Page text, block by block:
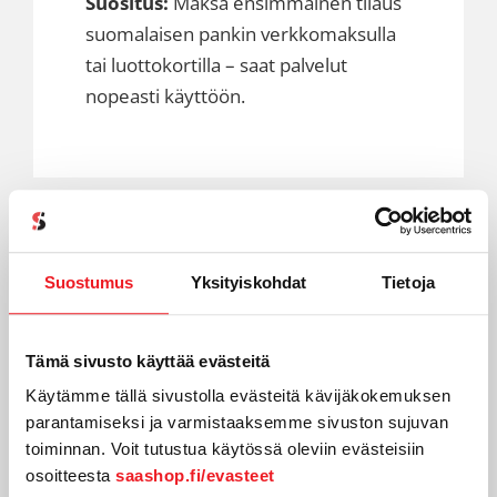
Suostumus Yksityiskohdat Tietoja
Tämä sivusto käyttää evästeitä
Käytämme tällä sivustolla evästeitä kävijäkokemuksen
parantamiseksi ja varmistaaksemme sivuston sujuvan
toiminnan. Voit tutustua käytössä oleviin evästeisiin
osoitteesta saashop.fi/evasteet
suomalaisen pankin verkkomaksulla
tai luottokortilla – saat palvelut
nopeasti käyttöön.
3) Saat tunnukset
palveluun
tunnukset.
Saat myös suomenkielisen